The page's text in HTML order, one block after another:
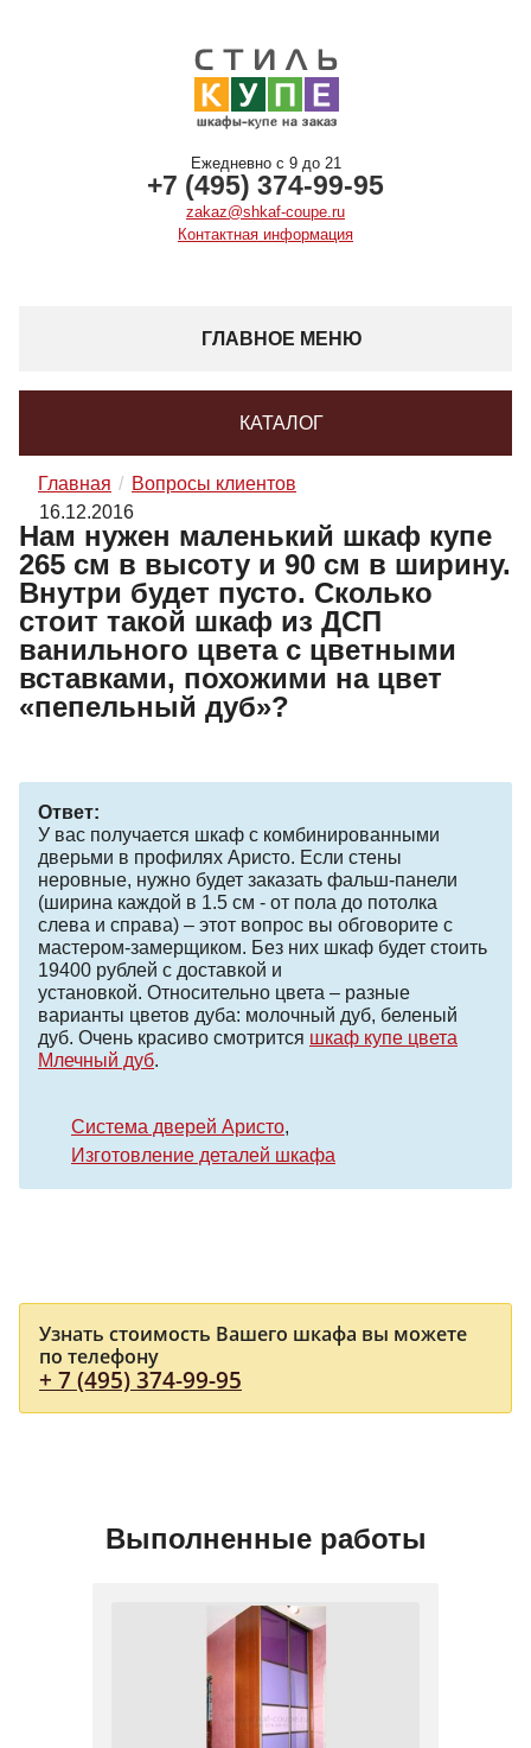
Ежедневно с 9 до 21
+7 (495) 374-99-95
zakaz@shkaf-coupe.ru
Контактная информация
ГЛАВНОЕ МЕНЮ
КАТАЛОГ
Главная
Вопросы клиентов
16.12.2016
Нам нужен маленький шкаф купе
265 см в высоту и 90 см в ширину.
Внутри будет пусто. Сколько
стоит такой шкаф из ДСП
ванильного цвета с цветными
вставками, похожими на цвет
«пепельный дуб»?
Ответ:
У вас получается шкаф с комбинированными
дверьми в профилях Аристо. Если стены
неровные, нужно будет заказать фальш-панели
(ширина каждой в 1.5 см - от пола до потолка
слева и справа) – этот вопрос вы обговорите с
мастером-замерщиком. Без них шкаф будет стоить
19400 рублей с доставкой и
установкой. Относительно цвета – разные
варианты цветов дуба: молочный дуб, беленый
дуб. Очень красиво смотрится шкаф купе цвета
Млечный дуб.
Система дверей Аристо
Изготовление деталей шкафа
Узнать стоимость Вашего шкафа вы можете
по телефону
+ 7 (495) 374-99-95
Выполненные работы